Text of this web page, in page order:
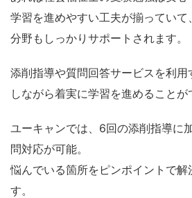
学習を進めやすい工夫が揃ってい
分野もしっかりサポートされます。
添削指導や質問回答サービスを利
しながら着実に学習を進めることが
ユーキャンでは、6回の添削指導に
問対応が可能。
悩んでいる箇所をピンポイントで解
す。